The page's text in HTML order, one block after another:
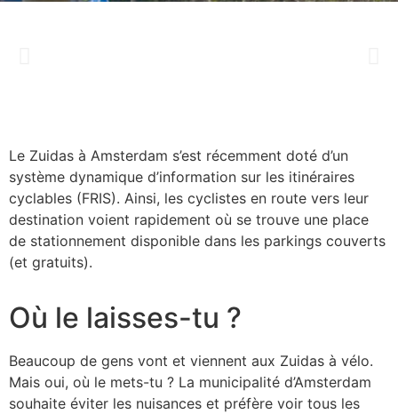
Le Zuidas à Amsterdam s’est récemment doté d’un
système dynamique d’information sur les itinéraires
cyclables (FRIS). Ainsi, les cyclistes en route vers leur
destination voient rapidement où se trouve une place
de stationnement disponible dans les parkings couverts
(et gratuits).
Où le laisses-tu ?
Beaucoup de gens vont et viennent aux Zuidas à vélo.
Mais oui, où le mets-tu ? La municipalité d’Amsterdam
souhaite éviter les nuisances et préfère voir tous les